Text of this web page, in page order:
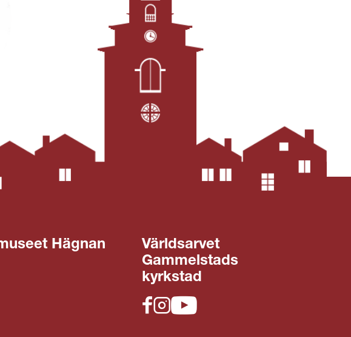
Hägnan
Världsarvet
Gammelstads
kyrkstad